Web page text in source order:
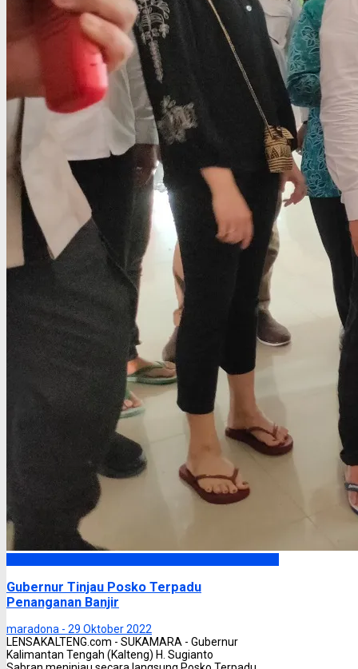
Gubernur Tinjau Posko Terpadu
Penanganan Banjir
maradona - 29 Oktober 2022
LENSAKALTENG.com - SUKAMARA - Gubernur
Kalimantan Tengah (Kalteng) H. Sugianto